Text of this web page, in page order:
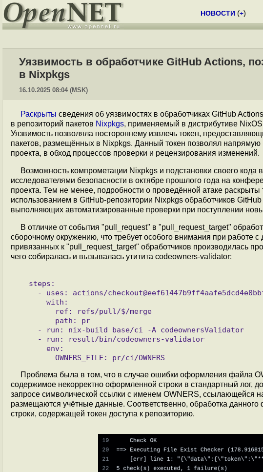
НОВОСТИ (+)
Уязвимость в обработчике GitHub Actions,
в Nixpkgs
16.10.2025 08:04 (MSK)
Раскрыты сведения об уязвимостях в обработчиках GitHub
в репозиторий пакетов Nixpkgs, применяемый в дистрибутиве
Уязвимость позволяла постороннему извлечь токен,
пакетов, размещённых в Nixpkgs. Данный токен позволял напрямую
проекта, в обход процессов проверки и рецензирования изменений.
Возможность компрометации Nixpkgs и подстановки своего
исследователями безопасности в октябре прошлого года на
проекта. Тем не менее, подробности о проведённой атаке
использованием в GitHub-репозитории Nixpkgs обработчиков
выполняющих автоматизированные проверки при поступлении
В отличие от события "pull_request" в "pull_request_target"
сборочному окружению, что требует особого внимания при
привязанных к "pull_request_target" обработчиков производилась
чего собиралась и вызывалась утитита codeowners-validator:
Проблема была в том, что в случае ошибки оформления файла
содержимое некорректно оформленной строки в стандартный лог,
запросе символической ссылки с именем OWNERS, ссылающейся
размещаются учётные данные. Соответственно, обработка
строки, содержащей токен доступа к репозиторию.